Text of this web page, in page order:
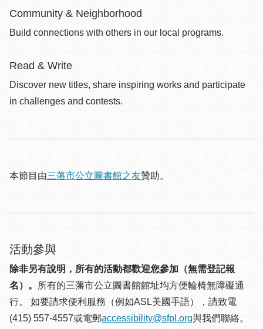
Community & Neighborhood
Build connections with others in our local programs.
Read & Write
Discover new titles, share inspiring works and participate
in challenges and contests.
本節目由三藩市公立圖書館之友贊助。
活動參與
除非另有說明，所有的活動都歡迎您參加（無需登記報
名）。
所有的三藩市公立圖書館館址均方便輪椅無障礙通
行。 如要請求便利服務（例如ASL美國手語），請致電
(415) 557-4557或電郵accessibility@sfpl.org與我們聯絡。